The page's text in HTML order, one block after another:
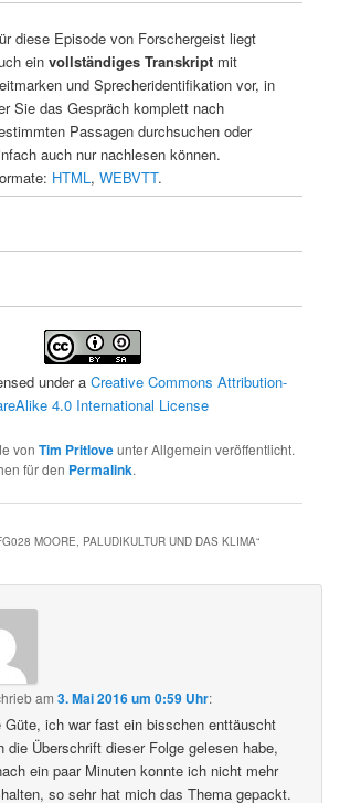
diese Episode von Forschergeist liegt
ein vollständiges Transkriptmit
und Sprecheridentifikation vor, in
Sie das Gespräch komplett nach
Passagen durchsuchen oder
auch nur nachlesen können.
HTML , WEBVTT.
under a Creative Commons Attribution-
4.0 International License
vonTim Pritloveunter Allgemein veröffentlicht.
für den Permalink.
MOORE, PALUDIKULTUR UND DAS KLIMA“
am3. Mai 2016 um 0:59 Uhr:
Güte, ich war fast ein bisschen enttäuscht
die Überschrift dieser Folge gelesen habe,
ein paar Minuten konnte ich nicht mehr
so sehr hat mich das Thema gepackt.